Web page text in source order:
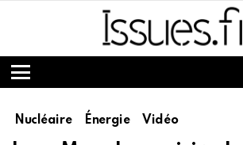
Menu
Nucléaire Énergie Vidéo